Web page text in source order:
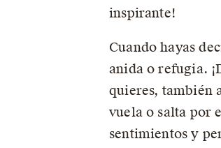
inspirante!
Cuando hayas
anida o refugia.
quieres, también
vuela o salta por
sentimientos y